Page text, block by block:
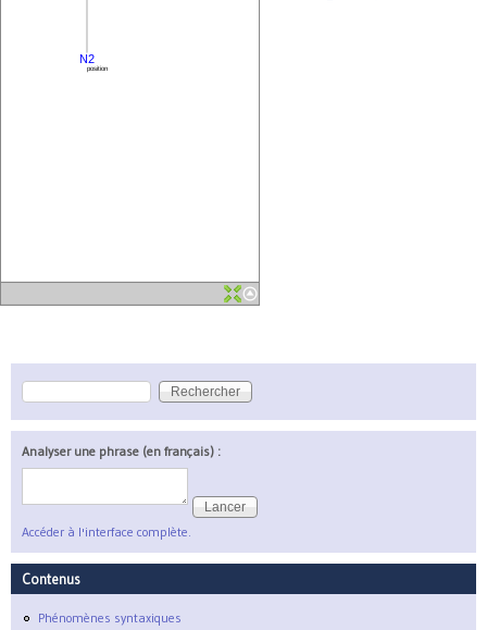
N2
position
Formulaire de recherche
Rechercher
Analyser une phrase (en français) :
Accéder à l'interface complète.
Contenus
Phénomènes syntaxiques